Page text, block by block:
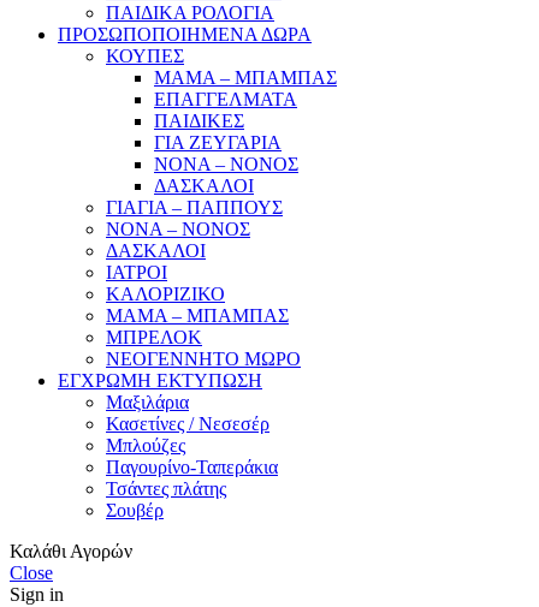
ΠΑΙΔΙΚΑ ΡΟΛΟΓΙΑ
ΠΡΟΣΩΠΟΠΟΙΗΜΕΝΑ ΔΩΡΑ
ΚΟΥΠΕΣ
ΜΑΜΑ – ΜΠΑΜΠΑΣ
ΕΠΑΓΓΕΛΜΑΤΑ
ΠΑΙΔΙΚΕΣ
ΓΙΑ ΖΕΥΓΑΡΙΑ
ΝΟΝΑ – ΝΟΝΟΣ
ΔΑΣΚΑΛΟΙ
ΓΙΑΓΙΑ – ΠΑΠΠΟΥΣ
ΝΟΝΑ – ΝΟΝΟΣ
ΔΑΣΚΑΛΟΙ
ΙΑΤΡΟΙ
ΚΑΛΟΡΙΖΙΚΟ
ΜΑΜΑ – ΜΠΑΜΠΑΣ
ΜΠΡΕΛΟΚ
ΝΕΟΓΕΝΝΗΤΟ ΜΩΡΟ
ΕΓΧΡΩΜΗ ΕΚΤΥΠΩΣΗ
Μαξιλάρια
Κασετίνες / Νεσεσέρ
Μπλούζες
Παγουρίνο-Ταπεράκια
Τσάντες πλάτης
Σουβέρ
Καλάθι Αγορών
Close
Sign in